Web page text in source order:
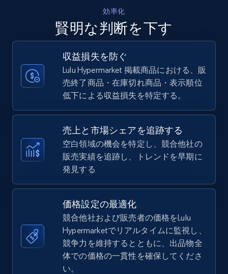
Walmart - products - Discover products by
using sku numbers
URL, Final price, Sku, Currency, Gtin,
Specifications, Image urls, Top reviews, and
more.
5.6K+ 今すぐ始める
TikTok Shop
URL, Title, Available, Description, Currency, Initial
price, Final price, Discount percent, and more.
5.4K+ 668+ 今すぐ始める
効率化
賢明な判断を下す
収益損失を防ぐ
Lulu Hypermarket 掲載商品における、販
売終了商品・在庫切れ商品・表示順位
低下による収益損失を特定する。
売上と市場シェアを追跡する
空白領域の機会を特定し、競合他社の
販売実績を追跡し、トレンドを早期に
発見する
価格設定の最適化
競合他社および販売者の価格をLulu
Hypermarketでリアルタイムに監視し、
競争力を維持するとともに、出品物全
体での価格の一貫性を確保してくださ
い。